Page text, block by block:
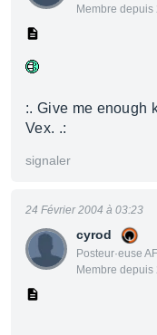
Membre depuis
:. Give me enough
Vex. .:
signaler
cyrod
Posteur·euse
Membre depuis
24 Février 2004 à 03:23